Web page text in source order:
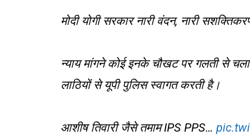
मोदी योगी सरकार नारी वंदन, नारी
न्याय मांगने कोई इनके चौखट पर गलती से
लाठियों से यूपी पुलिस स्वागत करती है।
आशीष तिवारी जैसे तमाम IPS PPS…